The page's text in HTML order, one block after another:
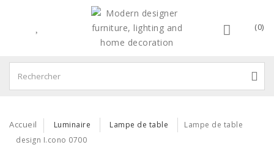
(0)
Accueil Luminaire Lampe de table
Lampe de table
design I.cono 0700